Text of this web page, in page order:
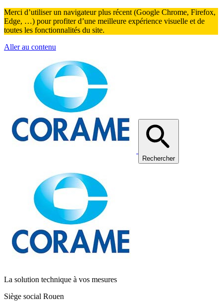
Merci d’utiliser un navigateur plus récent (Google Chrome, Firefox,
Edge, …) pour profiter d’une meilleure expérience visuelle et de
toutes les fonctionnalités du site.
Aller au contenu
Rechercher
La solution technique à vos mesures
Siège social Rouen